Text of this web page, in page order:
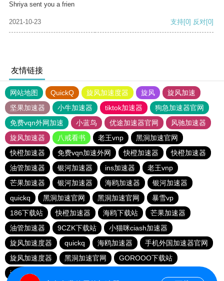
Shriya sent you a frien
2021-10-23 支持[0] 反对[0]
友情链接
网站地图 QuickQ 旋风加速度器 旋风
旋风加速
坚果加速器
小牛加速器 tiktok加速器
狗急加速器官网
免费vqn外网加速
小蓝鸟 优途加速器官网
风驰加速器
旋风加速器
八戒看书 老王vnp
黑洞加速官网
快橙加速器
免费vqn加速外网 快橙加速器
快橙加速器
油管加速器
银河加速器 ins加速器
老王vnp
芒果加速器
银河加速器 海鸥加速器
银河加速器
quickq
黑洞加速官网 黑洞加速官网
暴雪vp
186下载站
快橙加速器 海鸥下载站
芒果加速器
油管加速器
9CZK下载站
小猫咪ciash加速器
旋风加速度器
quickq 海鸥加速器
手机外国加速器官网
旋风加速度器
黑洞加速官网
GOROOO下载站
ins加速器